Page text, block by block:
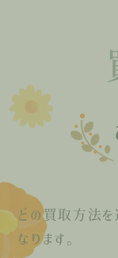
どの買取方法を
なります。